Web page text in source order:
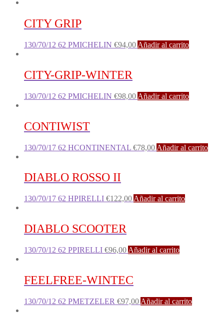
CITY GRIP
130/70/12 62 PMICHELIN €94,00 Añadir al carrito
CITY-GRIP-WINTER
130/70/12 62 PMICHELIN €98,00 Añadir al carrito
CONTIWIST
130/70/17 62 HCONTINENTAL €78,00 Añadir al carrito
DIABLO ROSSO II
130/70/17 62 HPIRELLI €122,00 Añadir al carrito
DIABLO SCOOTER
130/70/12 62 PPIRELLI €96,00 Añadir al carrito
FEELFREE-WINTEC
130/70/12 62 PMETZELER €97,00 Añadir al carrito